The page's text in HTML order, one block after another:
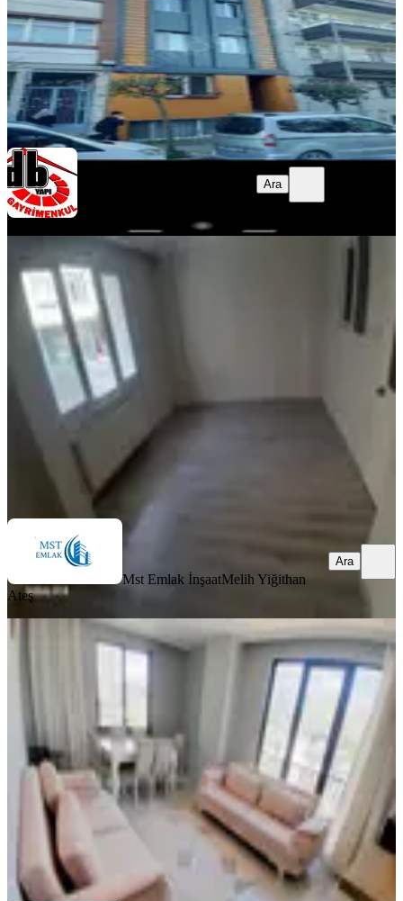
20.000 ₺
D&B GayrimenkulYaşar Deniz
Ara
Ara
Eyüp Akşemseddin Mahallesinde
Yüksek Giriş 2+1 Daire
Eyüpsultan, Akşemsettin Mahallesi
2+1
35.000 ₺
Mst Emlak İnşaat Melih Yiğithan Ateş
Mst Emlak İnşaatMelih Yiğithan
Ateş
Ara
MANZARALI
Eyüp Alibeyköy Atılgan Towers
Sitesinde 2+1 Ful Eşyalı Daire
Eyüpsultan, Alibeyköy Mahallesi
2+1·90 m²· 02.08.2026
45.000 ₺
Mst Emlak İnşaat Melih Yiğithan Ateş
Ara